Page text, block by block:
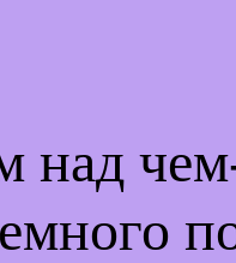
над